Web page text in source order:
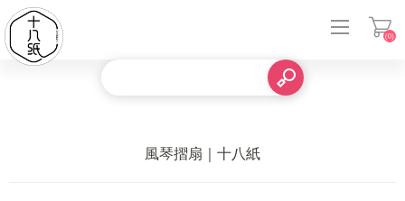
(0)
風琴摺扇｜十八紙